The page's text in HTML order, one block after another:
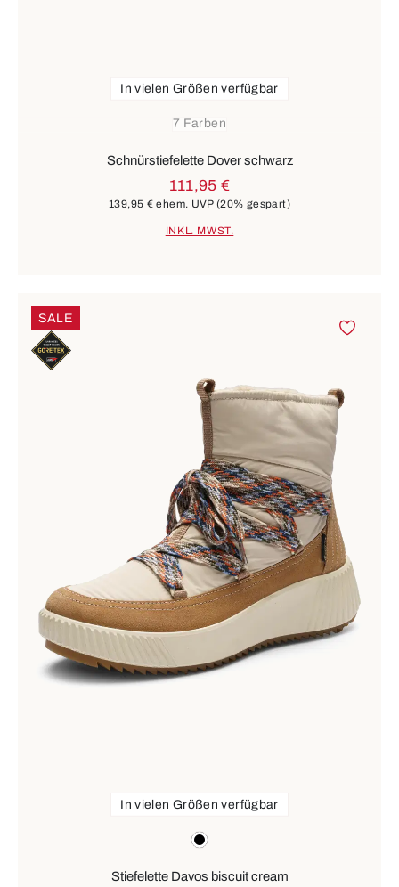
7 Farben
In vielen Größen verfügbar
Schnürstiefelette Dover schwarz
111,95 €
139,95 € ehem. UVP(20% gespart)
INKL. MWST.
SALE
schwarz
In vielen Größen verfügbar
Stiefelette Davos biscuit cream